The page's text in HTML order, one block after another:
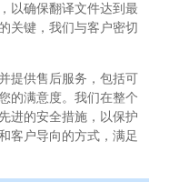
以确保翻译文件达到最
关键，我们与客户密切
提供售后服务，包括可
的满意度。我们在整个
进的安全措施，以保护
客户导向的方式，满足